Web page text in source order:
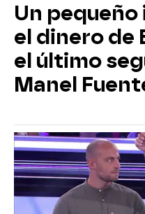
Un
el dinero de
el último
Manel